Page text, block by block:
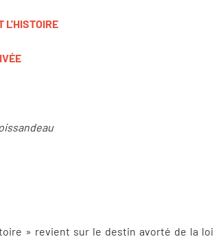
L'HISTOIRE
» revient sur le destin avorté de la loi